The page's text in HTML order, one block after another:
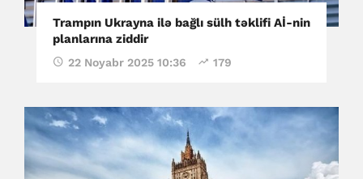
Trampın Ukrayna ilə bağlı sülh təklifi Aİ-nin
planlarına ziddir
22 Noyabr 2025 10:36 179